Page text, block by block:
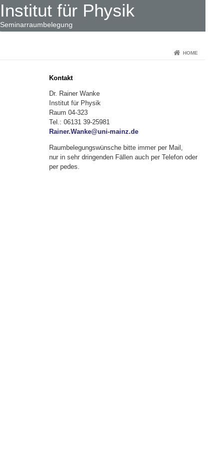
Institut für Physik
Seminarraumbelegung
HOME
Kontakt
Dr. Rainer Wanke
Institut für Physik
Raum 04-323
Tel.: 06131 39-25981
Rainer.Wanke@uni-mainz.de
Raumbelegungswünsche bitte immer per Mail,
nur in sehr dringenden Fällen auch per Telefon oder
per pedes.